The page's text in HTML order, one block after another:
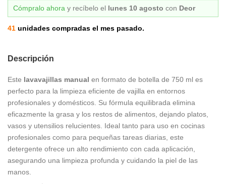
Cómpralo ahora y recíbelo el lunes 10 agosto con Deor
41 unidades compradas el mes pasado.
Descripción
Este lavavajillas manual en formato de botella de 750 ml es
perfecto para la limpieza eficiente de vajilla en entornos
profesionales y domésticos. Su fórmula equilibrada elimina
eficazmente la grasa y los restos de alimentos, dejando platos,
vasos y utensilios relucientes. Ideal tanto para uso en cocinas
profesionales como para pequeñas tareas diarias, este
detergente ofrece un alto rendimiento con cada aplicación,
asegurando una limpieza profunda y cuidando la piel de las
manos.